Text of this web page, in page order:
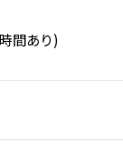
間あり)